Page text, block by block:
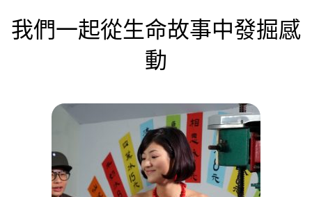
我們一起從生命故事中發掘感
動